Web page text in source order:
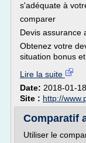
s'adéquate à
comparer
Devis assurance
Obtenez votre
situation bonus
Lire la suite
Date: 2018-01-
Site : http://
Comparatif
Utiliser le